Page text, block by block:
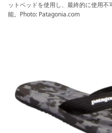
ットベッドを使用し、最終的に使用
能。Photo: Patagonia.com